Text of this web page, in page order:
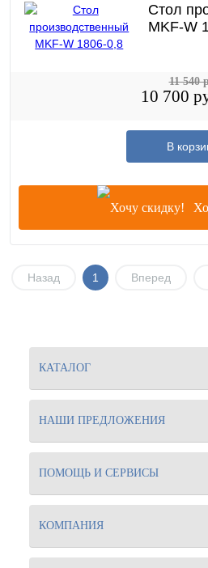
Стол
MKF-W
10 700
11 540
В
Назад 1 Вперед
КАТАЛОГ
НАШИ ПРЕДЛОЖЕНИЯ
ПОМОЩЬ И СЕРВИСЫ
КОМПАНИЯ